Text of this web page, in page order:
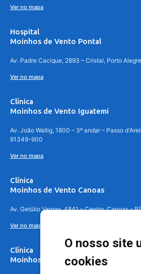
O nosso site
cookies
Ver no mapa
Hospital
Moinhos de Vento Pontal
Av. Padre Cacique, 2893 – Cristal, Porto
Ver no mapa
Clínica
Moinhos de Vento Iguatemi
Av. João Wallig, 1800 – 3º andar – Passo
91349-900
Ver no mapa
Clínica
Moinhos de Vento Canoas
Av. Getúlio Vargas, 4841 – Centro, Canoas –
Ver no mapa
Clínica
Moinhos de Vento - Teresópolis